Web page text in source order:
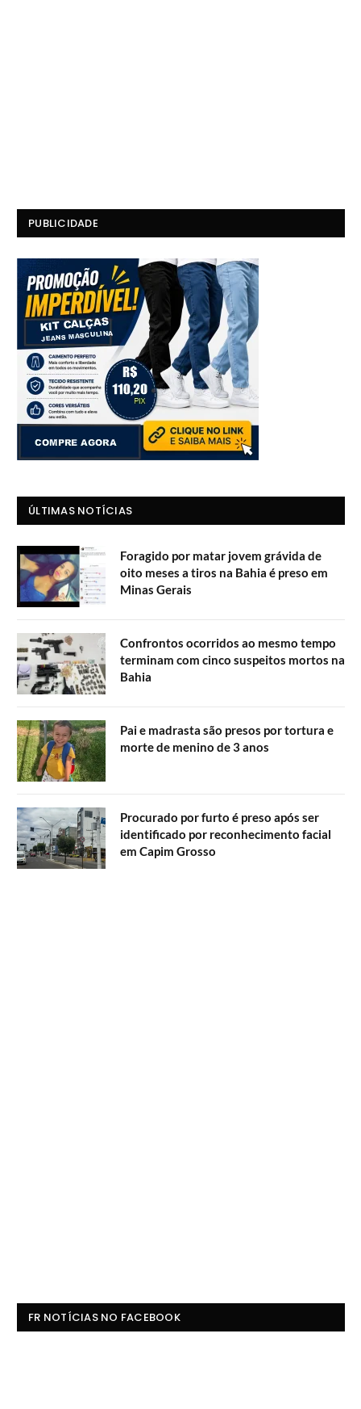
PUBLICIDADE
ÚLTIMAS NOTÍCIAS
Foragido por matar jovem grávida de
oito meses a tiros na Bahia é preso em
Minas Gerais
Confrontos ocorridos ao mesmo tempo
terminam com cinco suspeitos mortos na
Bahia
Pai e madrasta são presos por tortura e
morte de menino de 3 anos
Procurado por furto é preso após ser
identificado por reconhecimento facial
em Capim Grosso
FR NOTÍCIAS NO FACEBOOK